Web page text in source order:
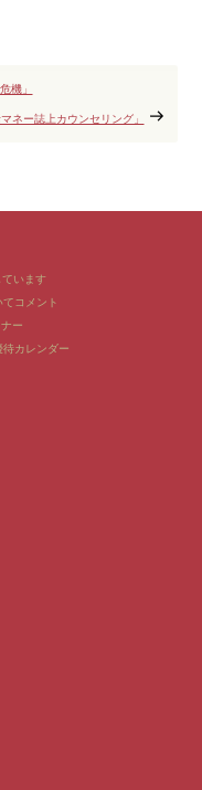
機」
ネー誌上カウンセリング」
います
コメント
ー
カレンダー